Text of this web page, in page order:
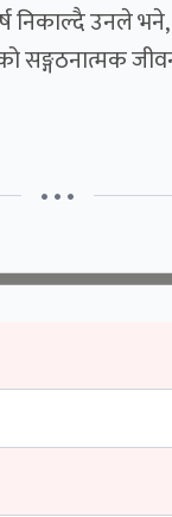
निकाल्दै उनले
सङ्गठनात्मक
• • •